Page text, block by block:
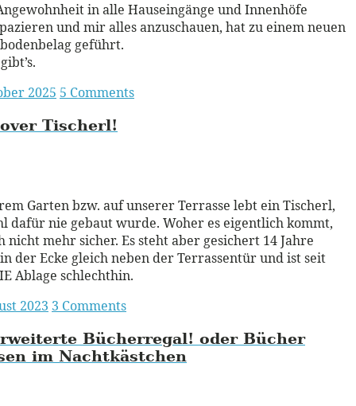
in alle Hauseingänge und Innenhöfe
und mir alles anzuschauen, hat zu einem neuen
geführt.
2025 5 Comments
Tischerl!
Garten bzw. auf unserer Terrasse lebt ein Tischerl,
dafür nie gebaut wurde. Woher es eigentlich kommt,
nicht mehr sicher. Es steht aber gesichert 14 Jahre
der Ecke gleich neben der Terrassentür und ist seit
Ablage schlechthin.
2023 3 Comments
Bücherregal! oder Bücher
im Nachtkästchen